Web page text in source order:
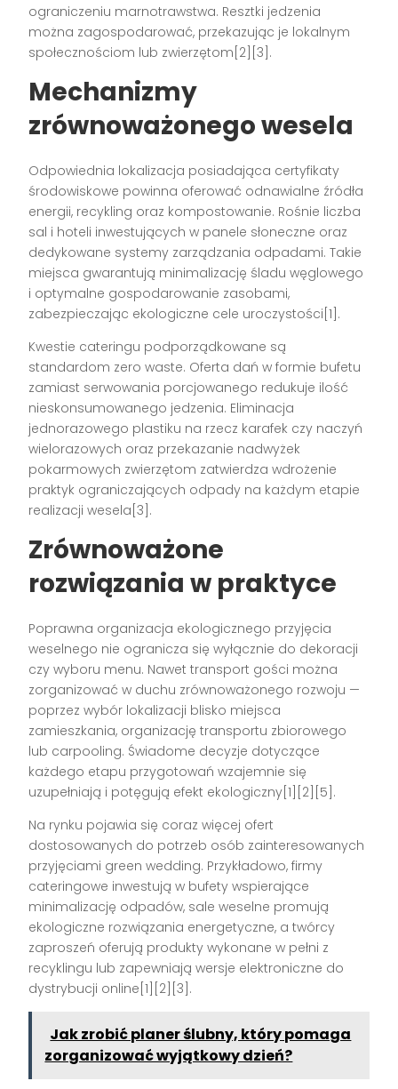
ograniczeniu marnotrawstwa. Resztki jedzenia
można zagospodarować, przekazując je lokalnym
społecznościom lub zwierzętom[2][3].
Mechanizmy
zrównoważonego wesela
Odpowiednia lokalizacja posiadająca certyfikaty
środowiskowe powinna oferować odnawialne źródła
energii, recykling oraz kompostowanie. Rośnie liczba
sal i hoteli inwestujących w panele słoneczne oraz
dedykowane systemy zarządzania odpadami. Takie
miejsca gwarantują minimalizację śladu węglowego
i optymalne gospodarowanie zasobami,
zabezpieczając ekologiczne cele uroczystości[1].
Kwestie cateringu podporządkowane są
standardom zero waste. Oferta dań w formie bufetu
zamiast serwowania porcjowanego redukuje ilość
nieskonsumowanego jedzenia. Eliminacja
jednorazowego plastiku na rzecz karafek czy naczyń
wielorazowych oraz przekazanie nadwyżek
pokarmowych zwierzętom zatwierdza wdrożenie
praktyk ograniczających odpady na każdym etapie
realizacji wesela[3].
Zrównoważone
rozwiązania w praktyce
Poprawna organizacja ekologicznego przyjęcia
weselnego nie ogranicza się wyłącznie do dekoracji
czy wyboru menu. Nawet transport gości można
zorganizować w duchu zrównoważonego rozwoju —
poprzez wybór lokalizacji blisko miejsca
zamieszkania, organizację transportu zbiorowego
lub carpooling. Świadome decyzje dotyczące
każdego etapu przygotowań wzajemnie się
uzupełniają i potęgują efekt ekologiczny[1][2][5].
Na rynku pojawia się coraz więcej ofert
dostosowanych do potrzeb osób zainteresowanych
przyjęciami green wedding. Przykładowo, firmy
cateringowe inwestują w bufety wspierające
minimalizację odpadów, sale weselne promują
ekologiczne rozwiązania energetyczne, a twórcy
zaproszeń oferują produkty wykonane w pełni z
recyklingu lub zapewniają wersje elektroniczne do
dystrybucji online[1][2][3].
Jak zrobić planer ślubny, który pomaga
zorganizować wyjątkowy dzień?